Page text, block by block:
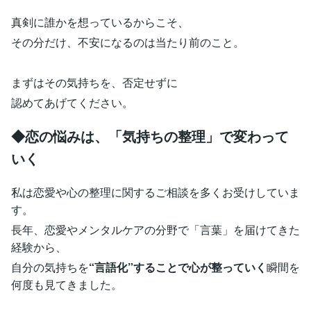
真剣に誰かを想っているからこそ、
その分だけ、不安になるのは当たり前のこと。
まずはその気持ちを、否定せずに
認めてあげてください。
◆恋の悩みは、「気持ちの整理」で変わって
いく
私は恋愛や心の整理に関するご相談を多くお受けしていま
す。
長年、恋愛やメンタルケアの分野で「言葉」を届けてきた
経験から、
自分の気持ちを“言語化”することで心が整っていく 瞬間を
何度も見てきました。